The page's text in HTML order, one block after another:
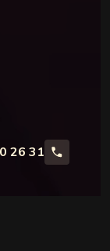
26 31